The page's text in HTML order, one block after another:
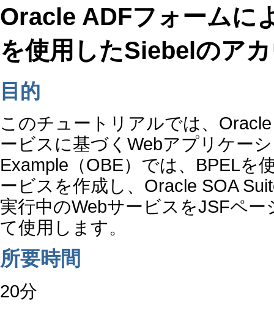
Oracle ADFフォームに
を使用したSiebelのア
目的
このチュートリアルでは、
ービスに基づくWebアプリケー
Example（OBE）では、BPELを
ービスを作成し、Oracle SOA
実行中のWebサービスをJSFペ
て使用します。
所要時間
20分